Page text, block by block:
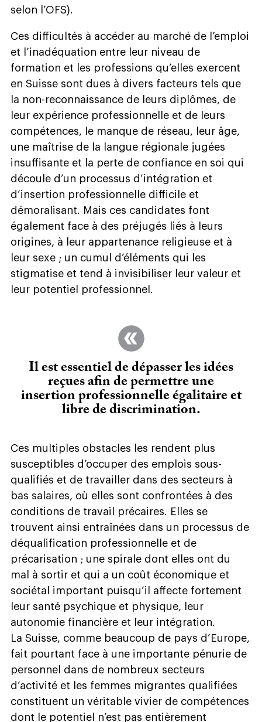
selon l’OFS).
Ces difficultés à accéder au marché de l’emploi
et l’inadéquation entre leur niveau de
formation et les professions qu’elles exercent
en Suisse sont dues à divers facteurs tels que
la non-reconnaissance de leurs diplômes, de
leur expérience professionnelle et de leurs
compétences, le manque de réseau, leur âge,
une maîtrise de la langue régionale jugées
insuffisante et la perte de confiance en soi qui
découle d’un processus d’intégration et
d’insertion professionnelle difficile et
démoralisant. Mais ces candidates font
également face à des préjugés liés à leurs
origines, à leur appartenance religieuse et à
leur sexe ; un cumul d’éléments qui les
stigmatise et tend à invisibiliser leur valeur et
leur potentiel professionnel.
Il est essentiel de dépasser les idées
reçues afin de permettre une
insertion professionnelle égalitaire et
libre de discrimination.
Ces multiples obstacles les rendent plus
susceptibles d’occuper des emplois sous-
qualifiés et de travailler dans des secteurs à
bas salaires, où elles sont confrontées à des
conditions de travail précaires. Elles se
trouvent ainsi entraînées dans un processus de
déqualification professionnelle et de
précarisation ; une spirale dont elles ont du
mal à sortir et qui a un coût économique et
sociétal important puisqu’il affecte fortement
leur santé psychique et physique, leur
autonomie financière et leur intégration.
La Suisse, comme beaucoup de pays d’Europe,
fait pourtant face à une importante pénurie de
personnel dans de nombreux secteurs
d’activité et les femmes migrantes qualifiées
constituent un véritable vivier de compétences
dont le potentiel n’est pas entièrement